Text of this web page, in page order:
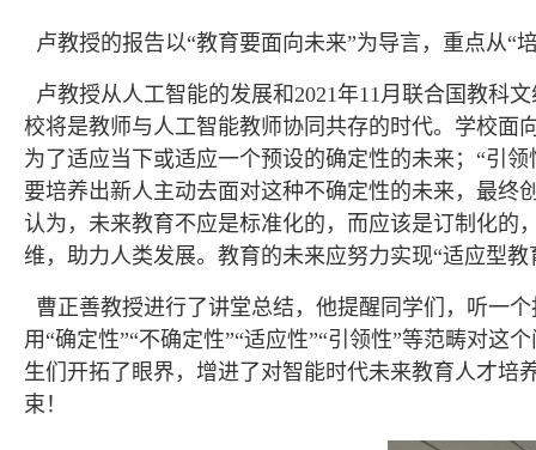
卢教授的报告以“教育要面向未来”为导言，重点从“
卢教授从人工智能的发展和2021年11月联合国教科
校将是教师与人工智能教师协同共存的时代。学校面
为了适应当下或适应一个预设的确定性的未来；“引
要培养出新人主动去面对这种不确定性的未来，最终
认为，未来教育不应是标准化的，而应该是订制化的
维，助力人类发展。教育的未来应努力实现“适应
曹正善教授进行了讲堂总结，他提醒同学们，听一
用“确定性”“不确定性”“适应性”“引领性”等范畴对
生们开拓了眼界，增进了对智能时代未来教育人才培
束！